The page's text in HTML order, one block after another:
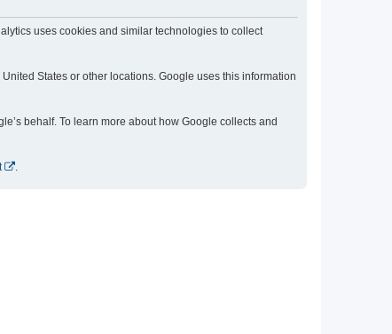
uses cookies and similar technologies to collect
States or other locations. Google uses this information
behalf. To learn more about how Google collects and
.